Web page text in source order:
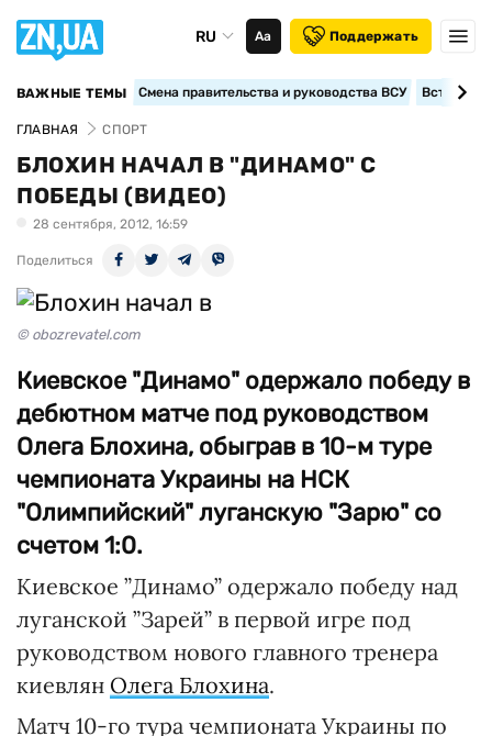
RU Аа Поддержать
ВАЖНЫЕ ТЕМЫ Смена правительства и руководства ВСУ
ГЛАВНАЯ СПОРТ
БЛОХИН НАЧАЛ В "ДИНАМО" С
ПОБЕДЫ (ВИДЕО)
28 сентября, 2012, 16:59
Поделиться
© obozrevatel.com
Киевское "Динамо" одержало победу в
дебютном матче под руководством
Олега Блохина, обыграв в 10-м туре
чемпионата Украины на НСК
"Олимпийский" луганскую "Зарю" со
счетом 1:0.
Киевское ”Динамо” одержало победу над
луганской ”Зарей” в первой игре под
руководством нового главного тренера
киевлян Олега Блохина.
Матч 10-го тура чемпионата Украины по